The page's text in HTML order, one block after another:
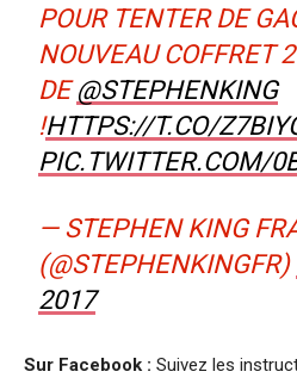
POUR TENTER DE
NOUVEAU COFFRET
DE@STEPHENKING
!HTTPS://T.CO/
PIC.TWITTER.COM/
— STEPHEN KING
(@STEPHENKINGFR)
2017
Sur Facebook : Suivez les